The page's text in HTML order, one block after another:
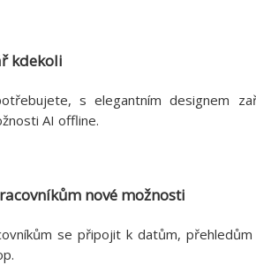
kdekoli
s elegantním designem
AI offline.
nové možnosti
se připojit k datům,